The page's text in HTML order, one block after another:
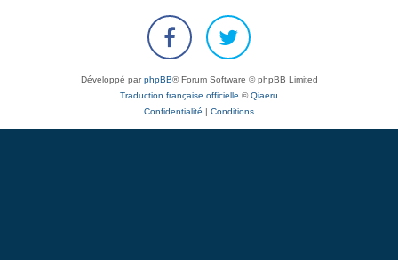
Développé parphpBB® Forum Software © phpBB Limited
Traduction française officielle ©Qiaeru
Confidentialité
Conditions